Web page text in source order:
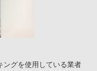
ングを使用している業者